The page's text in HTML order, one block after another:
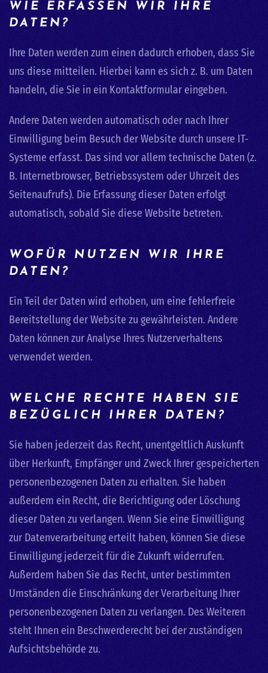
WIE ERFASSEN WIR IHRE
DATEN?
Ihre Daten werden zum einen dadurch erhoben, dass Sie
uns diese mitteilen. Hierbei kann es sich z. B. um Daten
handeln, die Sie in ein Kontaktformular eingeben.
Andere Daten werden automatisch oder nach Ihrer
Einwilligung beim Besuch der Website durch unsere IT-
Systeme erfasst. Das sind vor allem technische Daten (z.
B. Internetbrowser, Betriebssystem oder Uhrzeit des
Seitenaufrufs). Die Erfassung dieser Daten erfolgt
automatisch, sobald Sie diese Website betreten.
WOFÜR NUTZEN WIR IHRE
DATEN?
Ein Teil der Daten wird erhoben, um eine fehlerfreie
Bereitstellung der Website zu gewährleisten. Andere
Daten können zur Analyse Ihres Nutzerverhaltens
verwendet werden.
WELCHE RECHTE HABEN SIE
BEZÜGLICH IHRER DATEN?
Sie haben jederzeit das Recht, unentgeltlich Auskunft
über Herkunft, Empfänger und Zweck Ihrer gespeicherten
personenbezogenen Daten zu erhalten. Sie haben
außerdem ein Recht, die Berichtigung oder Löschung
dieser Daten zu verlangen. Wenn Sie eine Einwilligung
zur Datenverarbeitung erteilt haben, können Sie diese
Einwilligung jederzeit für die Zukunft widerrufen.
Außerdem haben Sie das Recht, unter bestimmten
Umständen die Einschränkung der Verarbeitung Ihrer
personenbezogenen Daten zu verlangen. Des Weiteren
steht Ihnen ein Beschwerderecht bei der zuständigen
Aufsichtsbehörde zu.